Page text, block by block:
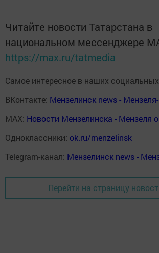
Читайте новости Татарстана в
национальном мессенджере
https://max.ru/tatmedia
Самое интересное в наших социальных
ВКонтакте: Мензелинск news -
MAX: Новости Мензелинска - Мензеля
Одноклассники: ok.ru/menzelinsk
Telegram-канал: Мензелинск news -
Перейти на страницу